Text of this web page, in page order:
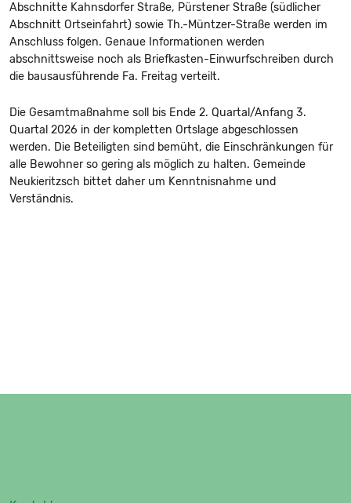
Abschnitte Kahnsdorfer Straße, Pürstener Straße (südlicher
Abschnitt Ortseinfahrt) sowie Th.-Müntzer-Straße werden im
Anschluss folgen. Genaue Informationen werden
abschnittsweise noch als Briefkasten-Einwurfschreiben durch
die bausausführende Fa. Freitag verteilt.
Die Gesamtmaßnahme soll bis Ende 2. Quartal/Anfang 3.
Quartal 2026 in der kompletten Ortslage abgeschlossen
werden. Die Beteiligten sind bemüht, die Einschränkungen für
alle Bewohner so gering als möglich zu halten. Gemeinde
Neukieritzsch bittet daher um Kenntnisnahme und
Verständnis.